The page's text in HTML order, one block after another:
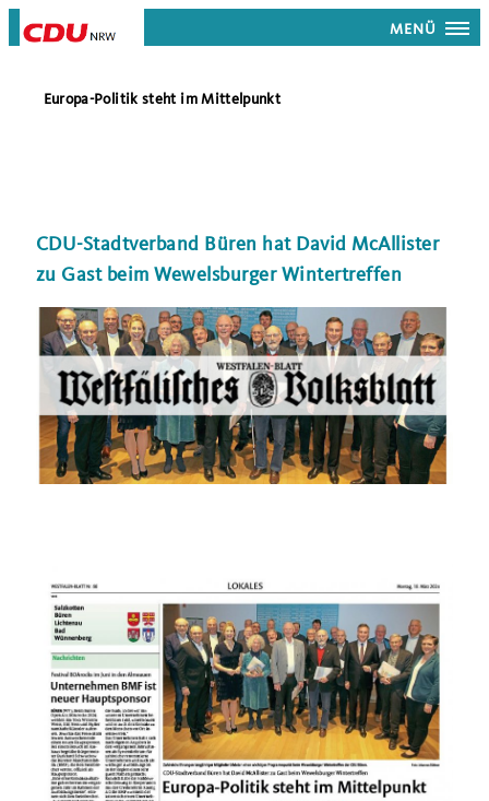
MENÜ
Europa-Politik steht im Mittelpunkt
CDU-Stadtverband Büren hat David McAllister
zu Gast beim Wewelsburger Wintertreffen